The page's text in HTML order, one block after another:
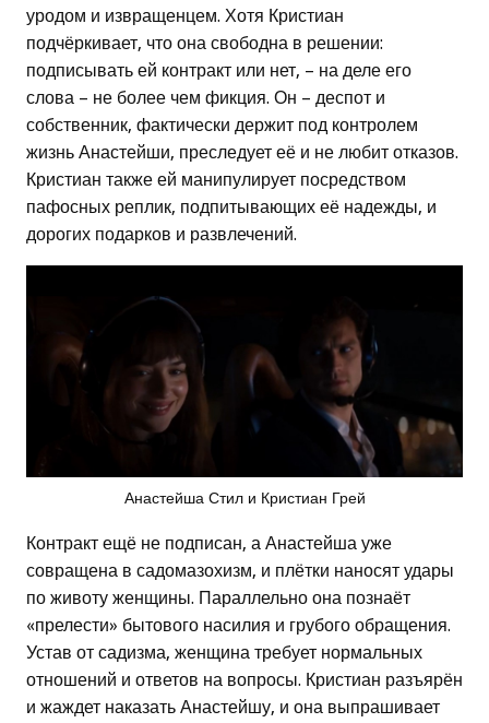
уродом и извращенцем. Хотя Кристиан
подчёркивает, что она свободна в решении:
подписывать ей контракт или нет, – на деле его
слова – не более чем фикция. Он – деспот и
собственник, фактически держит под контролем
жизнь Анастейши, преследует её и не любит отказов.
Кристиан также ей манипулирует посредством
пафосных реплик, подпитывающих её надежды, и
дорогих подарков и развлечений.
Анастейша Стил и Кристиан Грей
Контракт ещё не подписан, а Анастейша уже
совращена в садомазохизм, и плётки наносят удары
по животу женщины. Параллельно она познаёт
«прелести» бытового насилия и грубого обращения.
Устав от садизма, женщина требует нормальных
отношений и ответов на вопросы. Кристиан разъярён
и жаждет наказать Анастейшу, и она выпрашивает